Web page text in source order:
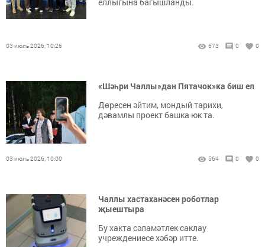
еллыгына багышланды.
03 июль 2026, 10:26 673 0 0
«Шәһри Чаллы»дан Пятачок»ка биш ел
Дөресен әйтим, мондый тарихи,
дәвамлы проект башка юк та.
03 июль 2026, 10:00 564 0 0
Чаллы хастаханәсен роботлар
җыештыра
Бу хакта сәламәтлек саклау
учреждениесе хәбәр итте.